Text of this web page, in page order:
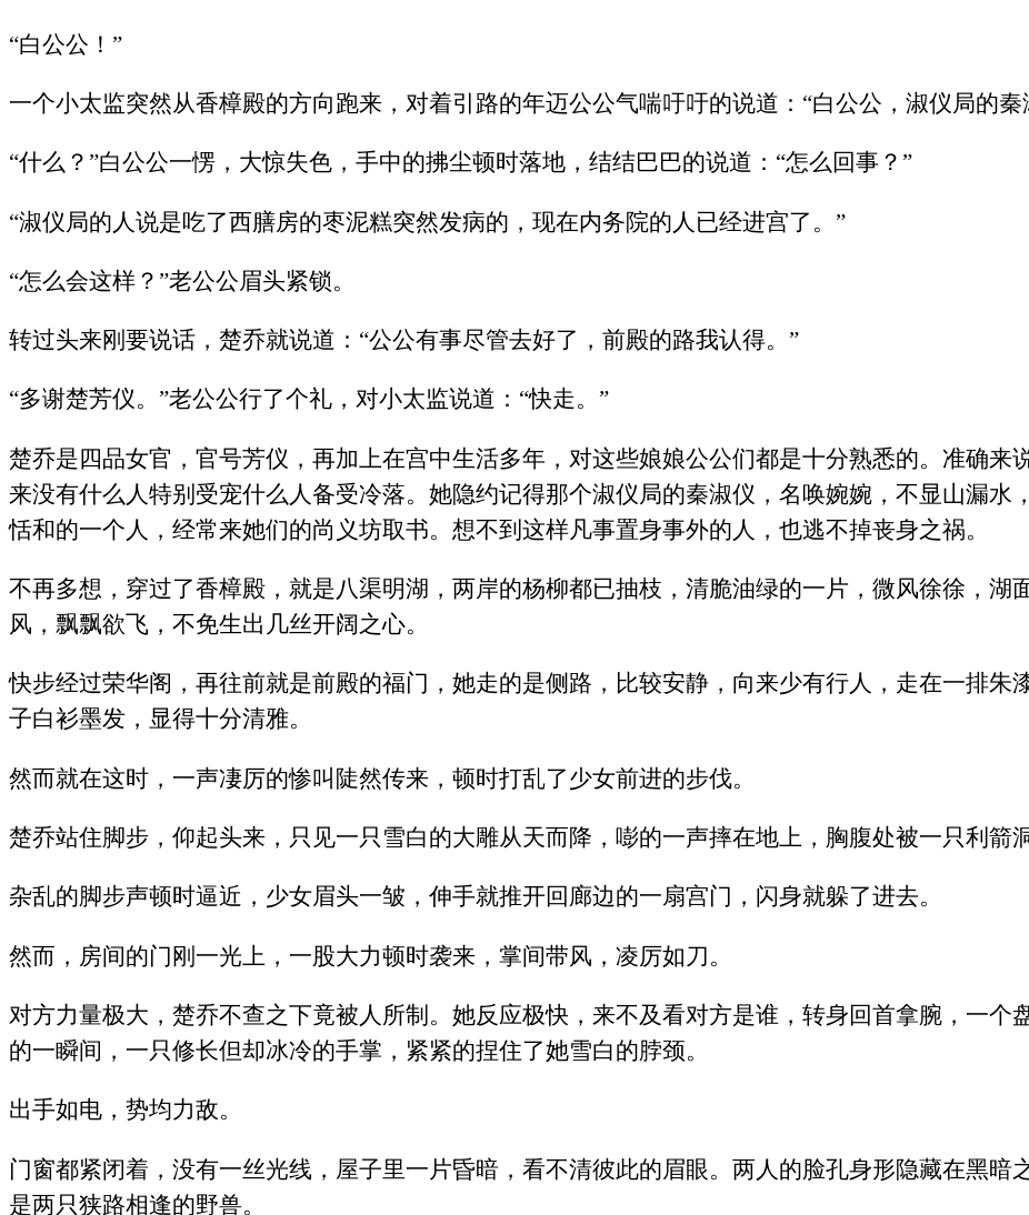
“白公公！”
一个小太监突然从香樟殿的方向跑来，对着引路的年迈公公气喘吁吁的说道：“白公公，淑仪局的秦
“什么？”白公公一愣，大惊失色，手中的拂尘顿时落地，结结巴巴的说道：“怎么回事？”
“淑仪局的人说是吃了西膳房的枣泥糕突然发病的，现在内务院的人已经进宫了。”
“怎么会这样？”老公公眉头紧锁。
转过头来刚要说话，楚乔就说道：“公公有事尽管去好了，前殿的路我认得。”
“多谢楚芳仪。”老公公行了个礼，对小太监说道：“快走。”
楚乔是四品女官，官号芳仪，再加上在宫中生活多年，对这些娘娘公公们都是十分熟悉的。准确来
来没有什么人特别受宠什么人备受冷落。她隐约记得那个淑仪局的秦淑仪，名唤婉婉，不显山漏水
恬和的一个人，经常来她们的尚义坊取书。想不到这样凡事置身事外的人，也逃不掉丧身之祸。
不再多想，穿过了香樟殿，就是八渠明湖，两岸的杨柳都已抽枝，清脆油绿的一片，微风徐徐，湖
风，飘飘欲飞，不免生出几丝开阔之心。
快步经过荣华阁，再往前就是前殿的福门，她走的是侧路，比较安静，向来少有行人，走在一排朱
子白衫墨发，显得十分清雅。
然而就在这时，一声凄厉的惨叫陡然传来，顿时打乱了少女前进的步伐。
楚乔站住脚步，仰起头来，只见一只雪白的大雕从天而降，嘭的一声摔在地上，胸腹处被一只利箭
杂乱的脚步声顿时逼近，少女眉头一皱，伸手就推开回廊边的一扇宫门，闪身就躲了进去。
然而，房间的门刚一光上，一股大力顿时袭来，掌间带风，凌厉如刀。
对方力量极大，楚乔不查之下竟被人所制。她反应极快，来不及看对方是谁，转身回首拿腕，一个
的一瞬间，一只修长但却冰冷的手掌，紧紧的捏住了她雪白的脖颈。
出手如电，势均力敌。
门窗都紧闭着，没有一丝光线，屋子里一片昏暗，看不清彼此的眉眼。两人的脸孔身形隐藏在黑暗
是两只狭路相逢的野兽。